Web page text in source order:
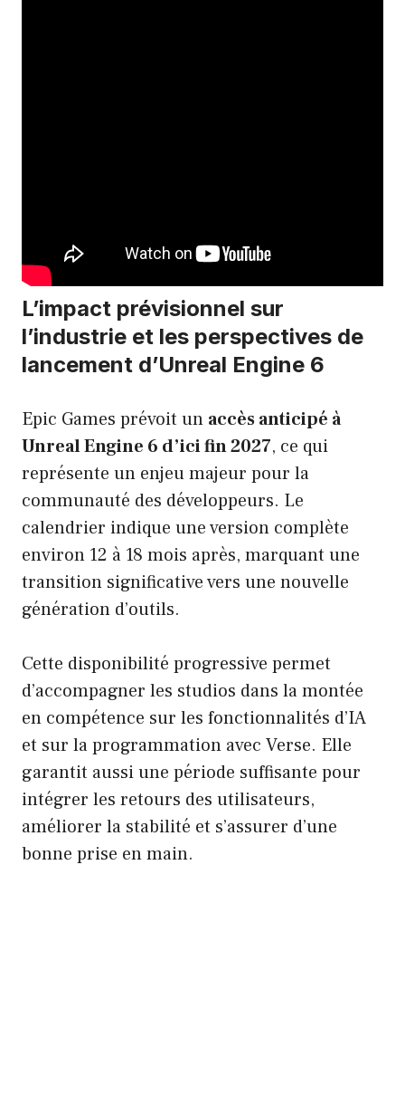
L’impact prévisionnel sur
l’industrie et les perspectives de
lancement d’Unreal Engine 6
Epic Games prévoit un accès anticipé à
Unreal Engine 6 d’ici fin 2027, ce qui
représente un enjeu majeur pour la
communauté des développeurs. Le
calendrier indique une version complète
environ 12 à 18 mois après, marquant une
transition significative vers une nouvelle
génération d’outils.
Cette disponibilité progressive permet
d’accompagner les studios dans la montée
en compétence sur les fonctionnalités d’IA
et sur la programmation avec Verse. Elle
garantit aussi une période suffisante pour
intégrer les retours des utilisateurs,
améliorer la stabilité et s’assurer d’une
bonne prise en main.